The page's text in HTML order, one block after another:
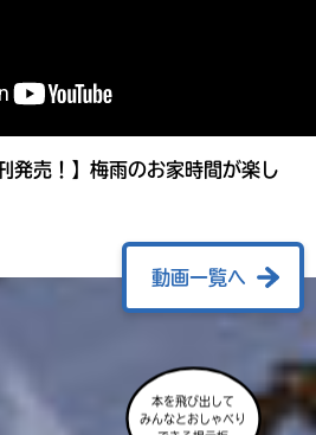
発売！】梅雨のお家時間が楽し
動画一覧へ
本を飛び出して
みんなとおしゃべり